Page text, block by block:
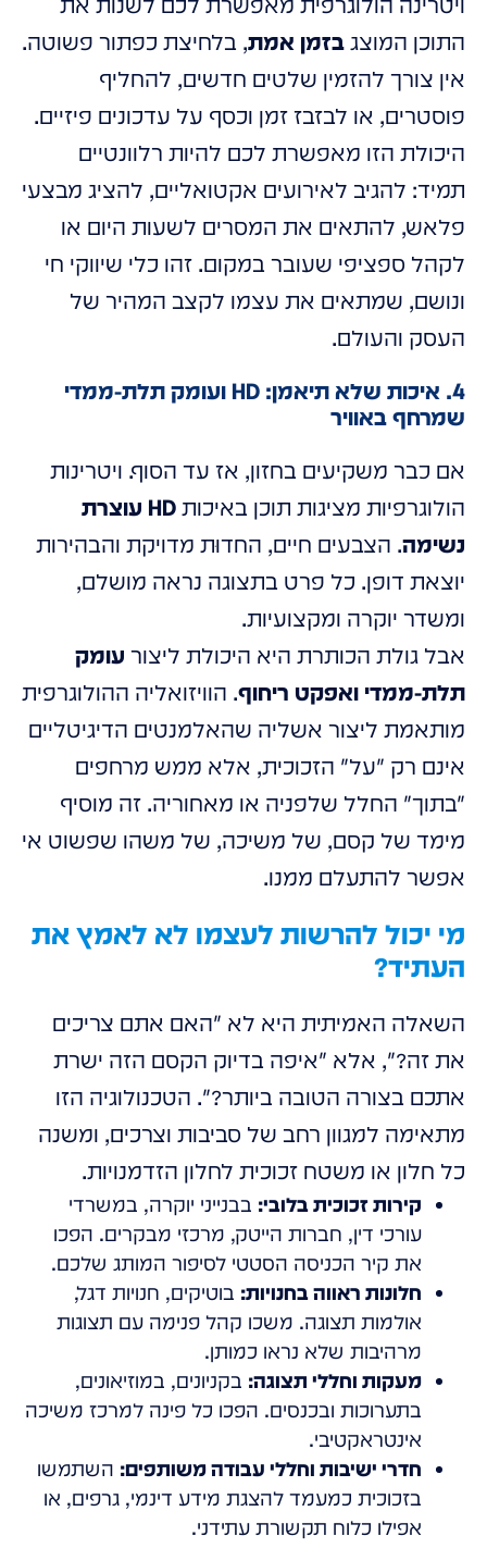
ויטרינה הולוגרפית מאפשרת לכם לשנות את
התוכן המוצגבזמן אמת, בלחיצת כפתור פשוטה.
אין צורך להזמין שלטים חדשים, להחליף
פוסטרים, או לבזבז זמן וכסף על עדכונים פיזיים.
היכולת הזו מאפשרת לכם להיות רלוונטיים
תמיד: להגיב לאירועים אקטואליים, להציג מבצעי
פלאש, להתאים את המסרים לשעות היום או
לקהל ספציפי שעובר במקום. זהו כלי שיווקי חי
ונושם, שמתאים את עצמו לקצב המהיר של
העסק והעולם.
4. איכות שלא תיאמן: HD ועומק תלת-ממדי
שמרחף באוויר
אם כבר משקיעים בחזון, אז עד הסוף. ויטרינות
הולוגרפיות מציגות תוכן באיכות
HD עוצרת
נשימה. הצבעים חיים, החדוּת מדויקת והבהירות
יוצאת דופן. כל פרט בתצוגה נראה מושלם,
ומשדר יוקרה ומקצועיות.
אבל גולת הכותרת היא היכולת ליצור עומק
תלת-ממדי ואפקט ריחוף. הוויזואליה ההולוגרפית
מותאמת ליצור אשליה שהאלמנטים הדיגיטליים
אינם רק "על" הזכוכית, אלא ממש מרחפים
"בתוך" החלל שלפניה או מאחוריה. זה מוסיף
מימד של קסם, של משיכה, של משהו שפשוט אי
אפשר להתעלם ממנו.
מי יכול להרשות לעצמו לא לאמץ את
העתיד?
השאלה האמיתית היא לא "האם אתם צריכים
את זה?", אלא "איפה בדיוק הקסם הזה ישרת
אתכם בצורה הטובה ביותר?". הטכנולוגיה הזו
מתאימה למגוון רחב של סביבות וצרכים, ומשנה
כל חלון או משטח זכוכית לחלון הזדמנויות.
קירות זכוכית בלובי: בבנייני יוקרה, במשרדי
עורכי דין, חברות הייטק, מרכזי מבקרים. הפכו
את קיר הכניסה הסטטי לסיפור המותג שלכם.
חלונות ראווה בחנויות: בוטיקים, חנויות דגל,
אולמות תצוגה. משכו קהל פנימה עם תצוגות
מרהיבות שלא נראו כמותן.
מעקות וחללי תצוגה: בקניונים, במוזיאונים,
בתערוכות ובכנסים. הפכו כל פינה למרכז משיכה
אינטראקטיבי.
חדרי ישיבות וחללי עבודה משותפים: השתמשו
בזכוכית כמעמד להצגת מידע דינמי, גרפים, או
אפילו כלוח תקשורת עתידני.